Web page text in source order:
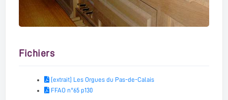
Fichiers
[extrait] Les Orgues du Pas-de-Calais
FFAO n°65 p130